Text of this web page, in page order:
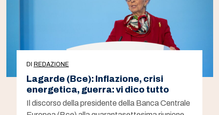
DI REDAZIONE
Lagarde (Bce): Inflazione, crisi
energetica, guerra: vi dico tutto
Il discorso della presidente della Banca Centrale